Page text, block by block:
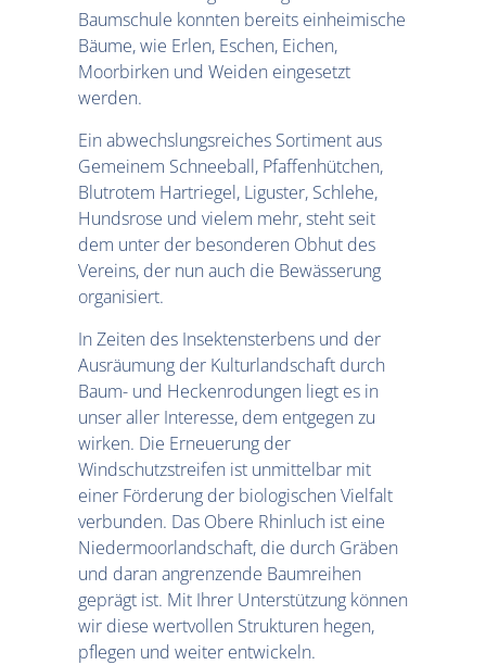
Baumschule konnten bereits einheimische
Bäume, wie Erlen, Eschen, Eichen,
Moorbirken und Weiden eingesetzt
werden.
Ein abwechslungsreiches Sortiment aus
Gemeinem Schneeball, Pfaffenhütchen,
Blutrotem Hartriegel, Liguster, Schlehe,
Hundsrose und vielem mehr, steht seit
dem unter der besonderen Obhut des
Vereins, der nun auch die Bewässerung
organisiert.
In Zeiten des Insektensterbens und der
Ausräumung der Kulturlandschaft durch
Baum- und Heckenrodungen liegt es in
unser aller Interesse, dem entgegen zu
wirken. Die Erneuerung der
Windschutzstreifen ist unmittelbar mit
einer Förderung der biologischen Vielfalt
verbunden. Das Obere Rhinluch ist eine
Niedermoorlandschaft, die durch Gräben
und daran angrenzende Baumreihen
geprägt ist. Mit Ihrer Unterstützung können
wir diese wertvollen Strukturen hegen,
pflegen und weiter entwickeln.